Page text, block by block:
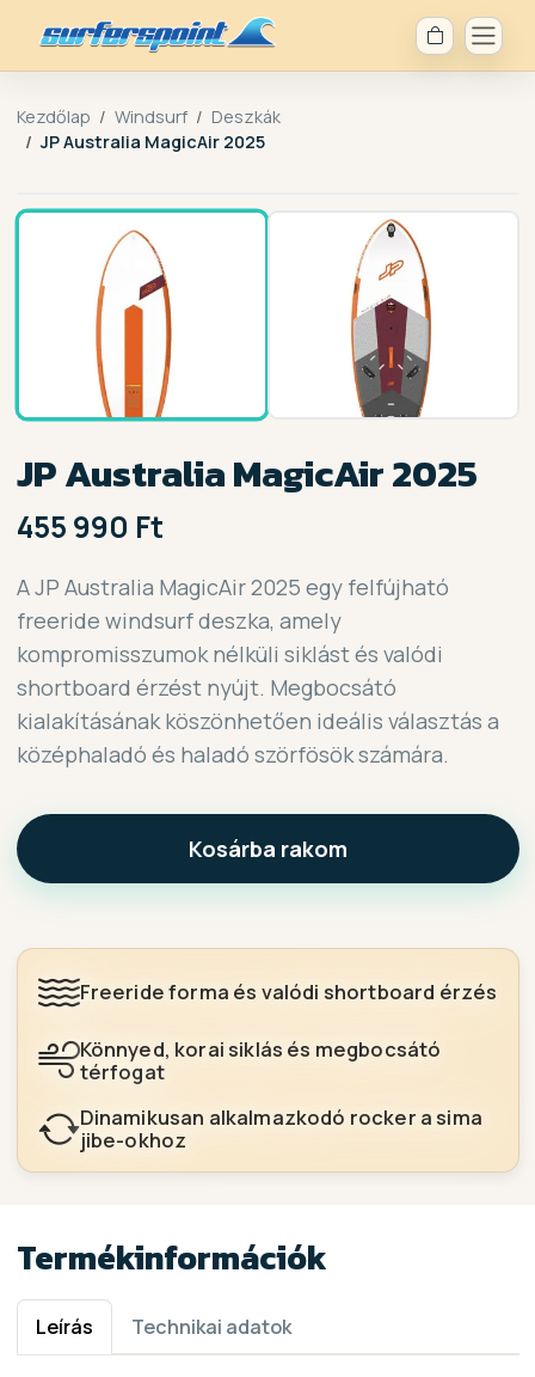
Kezdőlap Windsurf
Deszkák
JP Australia MagicAir 2025
JP Australia MagicAir 2025
455 990 Ft
A JP Australia MagicAir 2025 egy felfújható
freeride windsurf deszka, amely
kompromisszumok nélküli siklást és valódi
shortboard érzést nyújt. Megbocsátó
kialakításának köszönhetően ideális választás a
középhaladó és haladó szörfösök számára.
Kosárba rakom
Freeride forma és valódi shortboard érzés
Könnyed, korai siklás és megbocsátó
térfogat
Dinamikusan alkalmazkodó rocker a sima
jibe-okhoz
Termékinformációk
Leírás Technikai adatok